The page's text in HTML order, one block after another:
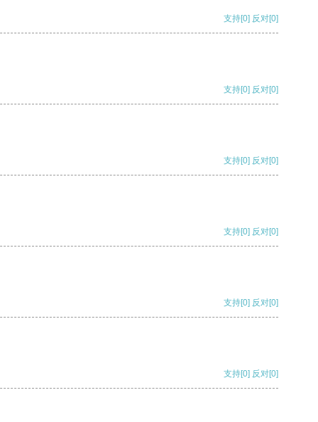
支持[0] 反对[0]
支持[0] 反对[0]
支持[0] 反对[0]
支持[0] 反对[0]
支持[0] 反对[0]
支持[0] 反对[0]